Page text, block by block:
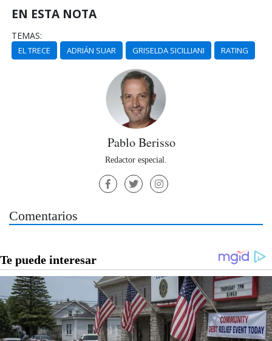
EN ESTA NOTA
TEMAS:
EL TRECE ADRIÁN SUAR GRISELDA SICILLIANI RATING
Pablo Berisso
Redactor especial.
Comentarios